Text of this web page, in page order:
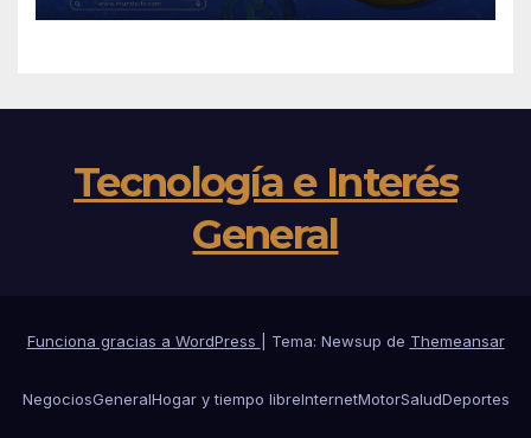
Tecnología e Interés
General
Funciona gracias a WordPress Tema: Newsup de Themeansar
NegociosGeneralHogar y tiempo libreInternetMotorSaludDeportes